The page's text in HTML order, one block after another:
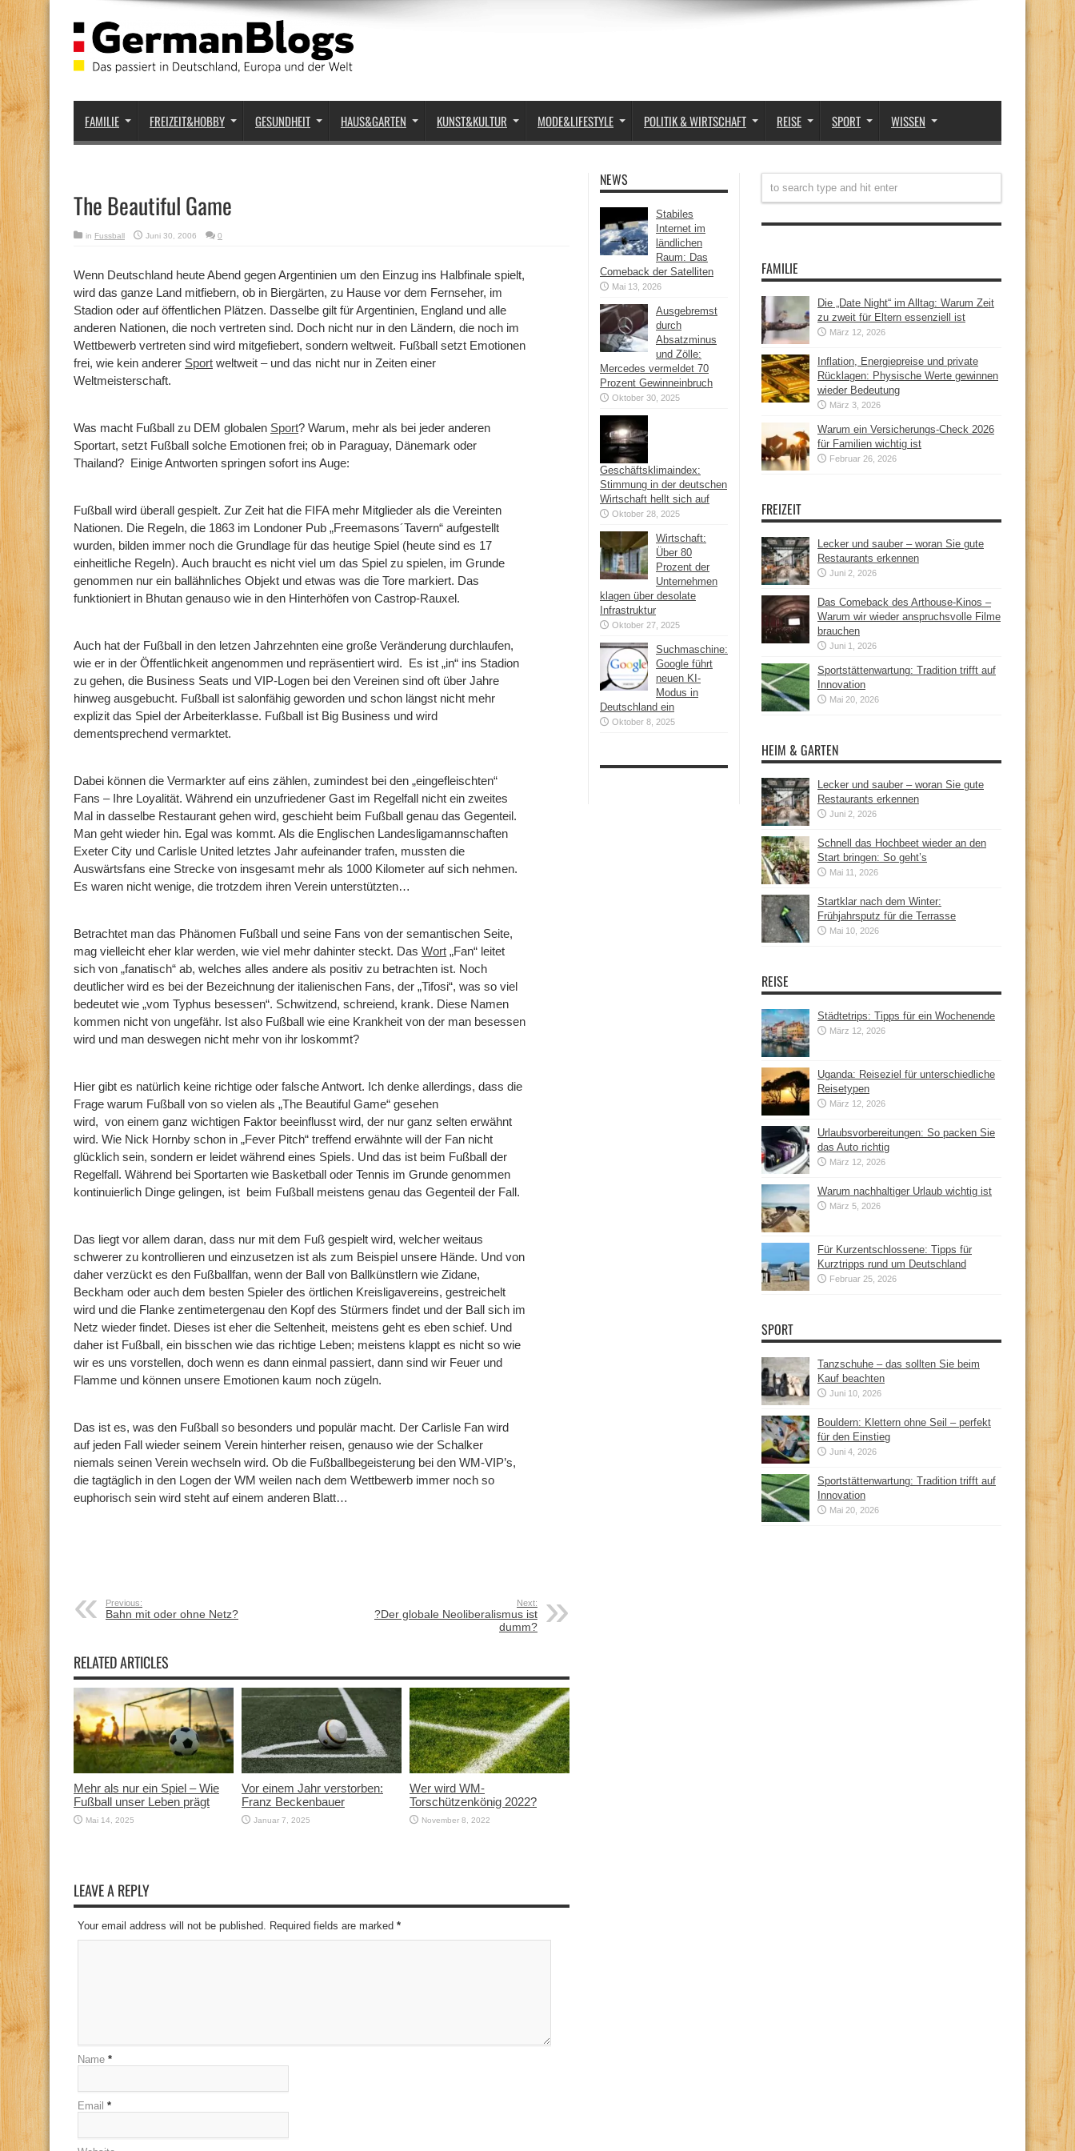
FAMILIE FREIZEIT&HOBBY GESUNDHEIT HAUS&GARTEN KUNST&KULTUR MODE&LIFESTYLE POLITIK & WIRTSCHAFT REISE SPORT WISSEN
The Beautiful Game
in Fussball Juni 30, 2006 0
Wenn Deutschland heute Abend gegen Argentinien um den Einzug ins Halbfinale spielt,
wird das ganze Land mitfiebern, ob in Biergärten, zu Hause vor dem Fernseher, im
Stadion oder auf öffentlichen Plätzen. Dasselbe gilt für Argentinien, England und alle
anderen Nationen, die noch vertreten sind. Doch nicht nur in den Ländern, die noch im
Wettbewerb vertreten sind wird mitgefiebert, sondern weltweit. Fußball setzt Emotionen
frei, wie kein anderer Sport weltweit – und das nicht nur in Zeiten einer
Weltmeisterschaft.
Was macht Fußball zu DEM globalen Sport? Warum, mehr als bei jeder anderen
Sportart, setzt Fußball solche Emotionen frei; ob in Paraguay, Dänemark oder
Thailand? Einige Antworten springen sofort ins Auge:
Fußball wird überall gespielt. Zur Zeit hat die FIFA mehr Mitglieder als die Vereinten
Nationen. Die Regeln, die 1863 im Londoner Pub „Freemasons´Tavern“ aufgestellt
wurden, bilden immer noch die Grundlage für das heutige Spiel (heute sind es 17
einheitliche Regeln). Auch braucht es nicht viel um das Spiel zu spielen, im Grunde
genommen nur ein ballähnliches Objekt und etwas was die Tore markiert. Das
funktioniert in Bhutan genauso wie in den Hinterhöfen von Castrop-Rauxel.
Auch hat der Fußball in den letzen Jahrzehnten eine große Veränderung durchlaufen,
wie er in der Öffentlichkeit angenommen und repräsentiert wird. Es ist „in“ ins Stadion
zu gehen, die Business Seats und VIP-Logen bei den Vereinen sind oft über Jahre
hinweg ausgebucht. Fußball ist salonfähig geworden und schon längst nicht mehr
explizit das Spiel der Arbeiterklasse. Fußball ist Big Business und wird
dementsprechend vermarktet.
Dabei können die Vermarkter auf eins zählen, zumindest bei den „eingefleischten“
Fans – Ihre Loyalität. Während ein unzufriedener Gast im Regelfall nicht ein zweites
Mal in dasselbe Restaurant gehen wird, geschieht beim Fußball genau das Gegenteil.
Man geht wieder hin. Egal was kommt. Als die Englischen Landesligamannschaften
Exeter City und Carlisle United letztes Jahr aufeinander trafen, mussten die
Auswärtsfans eine Strecke von insgesamt mehr als 1000 Kilometer auf sich nehmen.
Es waren nicht wenige, die trotzdem ihren Verein unterstützten…
Betrachtet man das Phänomen Fußball und seine Fans von der semantischen Seite,
mag vielleicht eher klar werden, wie viel mehr dahinter steckt. Das Wort „Fan“ leitet
sich von „fanatisch“ ab, welches alles andere als positiv zu betrachten ist. Noch
deutlicher wird es bei der Bezeichnung der italienischen Fans, der „Tifosi“, was so viel
bedeutet wie „vom Typhus besessen“. Schwitzend, schreiend, krank. Diese Namen
kommen nicht von ungefähr. Ist also Fußball wie eine Krankheit von der man besessen
wird und man deswegen nicht mehr von ihr loskommt?
Hier gibt es natürlich keine richtige oder falsche Antwort. Ich denke allerdings, dass die
Frage warum Fußball von so vielen als „The Beautiful Game“ gesehen
wird, von einem ganz wichtigen Faktor beeinflusst wird, der nur ganz selten erwähnt
wird. Wie Nick Hornby schon in „Fever Pitch“ treffend erwähnte will der Fan nicht
glücklich sein, sondern er leidet während eines Spiels. Und das ist beim Fußball der
Regelfall. Während bei Sportarten wie Basketball oder Tennis im Grunde genommen
kontinuierlich Dinge gelingen, ist beim Fußball meistens genau das Gegenteil der Fall.
Das liegt vor allem daran, dass nur mit dem Fuß gespielt wird, welcher weitaus
schwerer zu kontrollieren und einzusetzen ist als zum Beispiel unsere Hände. Und von
daher verzückt es den Fußballfan, wenn der Ball von Ballkünstlern wie Zidane,
Beckham oder auch dem besten Spieler des örtlichen Kreisligavereins, gestreichelt
wird und die Flanke zentimetergenau den Kopf des Stürmers findet und der Ball sich im
Netz wieder findet. Dieses ist eher die Seltenheit, meistens geht es eben schief. Und
daher ist Fußball, ein bisschen wie das richtige Leben; meistens klappt es nicht so wie
wir es uns vorstellen, doch wenn es dann einmal passiert, dann sind wir Feuer und
Flamme und können unsere Emotionen kaum noch zügeln.
Das ist es, was den Fußball so besonders und populär macht. Der Carlisle Fan wird
auf jeden Fall wieder seinem Verein hinterher reisen, genauso wie der Schalker
niemals seinen Verein wechseln wird. Ob die Fußballbegeisterung bei den WM-VIP’s,
die tagtäglich in den Logen der WM weilen nach dem Wettbewerb immer noch so
euphorisch sein wird steht auf einem anderen Blatt…
Previous:
Bahn mit oder ohne Netz?
Next:
?Der globale Neoliberalismus ist
dumm?
RELATED ARTICLES
Mehr als nur ein Spiel – Wie
Fußball unser Leben prägt
Mai 14, 2025
Vor einem Jahr verstorben:
Franz Beckenbauer
Januar 7, 2025
Wer wird WM-
Torschützenkönig 2022?
November 8, 2022
LEAVE A REPLY
Your email address will not be published. Required fields are marked *
Name *
Email *
NEWS
Stabiles
Internet im
ländlichen
Raum: Das
Comeback der Satelliten
Mai 13, 2026
Ausgebremst
durch
Absatzminus
und Zölle:
Mercedes vermeldet 70
Prozent Gewinneinbruch
Oktober 30, 2025
Geschäftsklimaindex:
Stimmung in der deutschen
Wirtschaft hellt sich auf
Oktober 28, 2025
Wirtschaft:
Über 80
Prozent der
Unternehmen
klagen über desolate
Infrastruktur
Oktober 27, 2025
Suchmaschine:
Google führt
neuen KI-
Modus in
Deutschland ein
Oktober 8, 2025
FAMILIE
Die „Date Night“ im Alltag: Warum Zeit
zu zweit für Eltern essenziell ist
März 12, 2026
Inflation, Energiepreise und private
Rücklagen: Physische Werte gewinnen
wieder Bedeutung
März 3, 2026
Warum ein Versicherungs-Check 2026
für Familien wichtig ist
Februar 26, 2026
FREIZEIT
Lecker und sauber – woran Sie gute
Restaurants erkennen
Juni 2, 2026
Das Comeback des Arthouse-Kinos –
Warum wir wieder anspruchsvolle Filme
brauchen
Juni 1, 2026
Sportstättenwartung: Tradition trifft auf
Innovation
Mai 20, 2026
HEIM & GARTEN
Lecker und sauber – woran Sie gute
Restaurants erkennen
Juni 2, 2026
Schnell das Hochbeet wieder an den
Start bringen: So geht’s
Mai 11, 2026
Startklar nach dem Winter:
Frühjahrsputz für die Terrasse
Mai 10, 2026
REISE
Städtetrips: Tipps für ein Wochenende
März 12, 2026
Uganda: Reiseziel für unterschiedliche
Reisetypen
März 12, 2026
Urlaubsvorbereitungen: So packen Sie
das Auto richtig
März 12, 2026
Warum nachhaltiger Urlaub wichtig ist
März 5, 2026
Für Kurzentschlossene: Tipps für
Kurztripps rund um Deutschland
Februar 25, 2026
SPORT
Tanzschuhe – das sollten Sie beim
Kauf beachten
Juni 10, 2026
Bouldern: Klettern ohne Seil – perfekt
für den Einstieg
Juni 4, 2026
Sportstättenwartung: Tradition trifft auf
Innovation
Mai 20, 2026